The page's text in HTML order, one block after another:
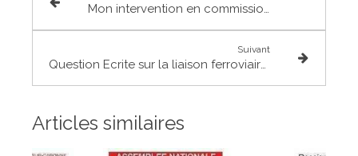
Mon intervention en commission des affaires étrangères sur le Traité d’Aix-la-Chapelle et le projet de fusion Alsthom/Siemens
Suivant
Question Ecrite sur la liaison ferroviaire Charles de Gaulle Express
Articles similaires